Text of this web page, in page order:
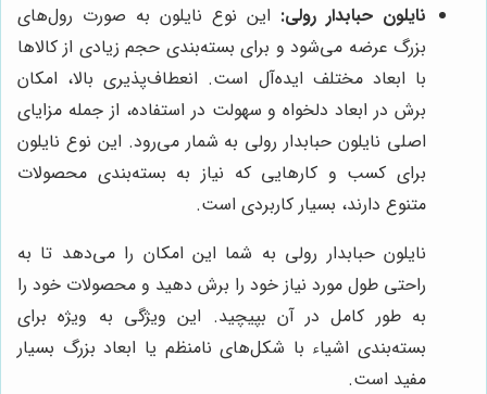
نایلون حبابدار رولی: این نوع نایلون به صورت رول‌های
بزرگ عرضه می‌شود و برای بسته‌بندی حجم زیادی از کالاها
با ابعاد مختلف ایده‌آل است. انعطاف‌پذیری بالا، امکان
برش در ابعاد دلخواه و سهولت در استفاده، از جمله مزایای
اصلی نایلون حبابدار رولی به شمار می‌رود. این نوع نایلون
برای کسب و کارهایی که نیاز به بسته‌بندی محصولات
متنوع دارند، بسیار کاربردی است.
نایلون حبابدار رولی به شما این امکان را می‌دهد تا به
راحتی طول مورد نیاز خود را برش دهید و محصولات خود را
به طور کامل در آن بپیچید. این ویژگی به ویژه برای
بسته‌بندی اشیاء با شکل‌های نامنظم یا ابعاد بزرگ بسیار
مفید است.